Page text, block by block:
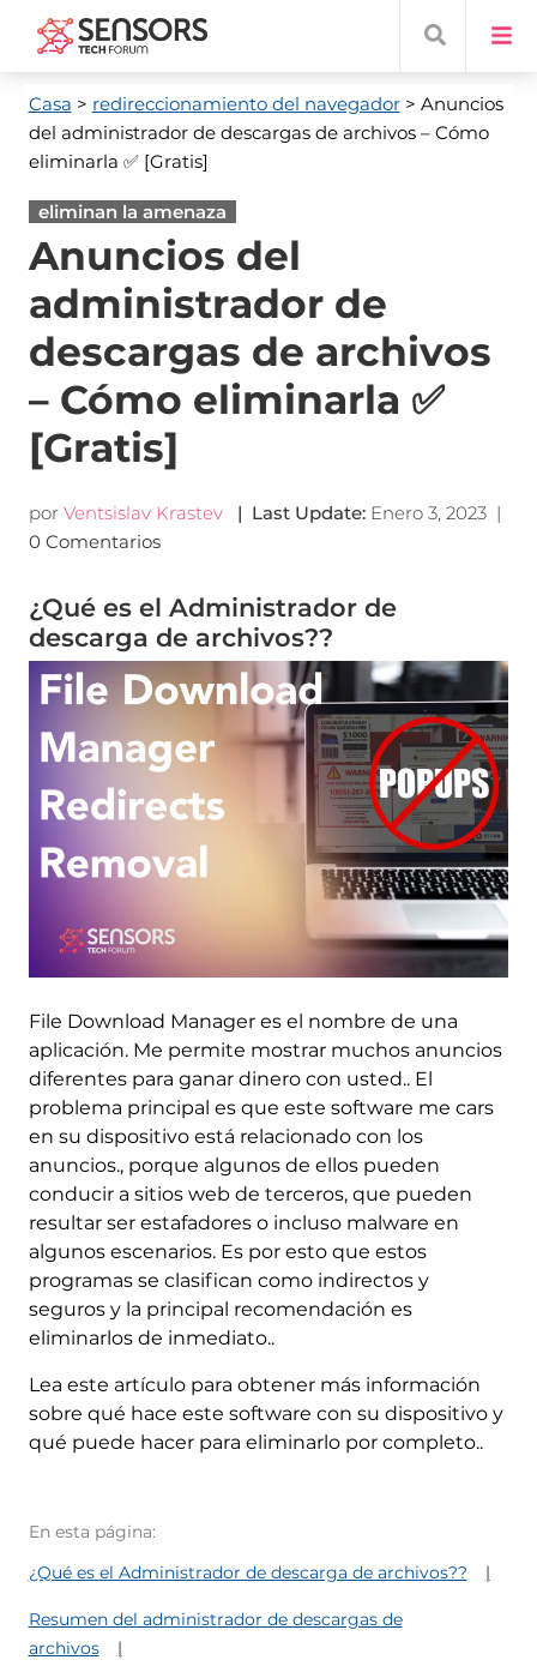
Casa > redireccionamiento del navegador> Anuncios
del administrador de descargas de archivos – Cómo
eliminarla ✅ [Gratis]
eliminan la amenaza
Anuncios del
administrador de
descargas de archivos
– Cómo eliminarla ✅
[Gratis]
por Ventsislav Krastev | Last Update: Enero 3, 2023|
0 Comentarios
¿Qué es el Administrador de
descarga de archivos??
File Download Manager es el nombre de una
aplicación. Me permite mostrar muchos anuncios
diferentes para ganar dinero con usted.. El
problema principal es que este software me cars
en su dispositivo está relacionado con los
anuncios., porque algunos de ellos pueden
conducir a sitios web de terceros, que pueden
resultar ser estafadores o incluso malware en
algunos escenarios. Es por esto que estos
programas se clasifican como indirectos y
seguros y la principal recomendación es
eliminarlos de inmediato..
Lea este artículo para obtener más información
sobre qué hace este software con su dispositivo y
qué puede hacer para eliminarlo por completo..
En esta página:
¿Qué es el Administrador de descarga de archivos??
Resumen del administrador de descargas de
archivos